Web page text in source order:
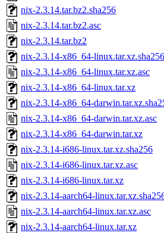
nix-2.3.14.tar.bz2.sha256
nix-2.3.14.tar.bz2.asc
nix-2.3.14.tar.bz2
nix-2.3.14-x86_64-linux.tar.xz.sha256
nix-2.3.14-x86_64-linux.tar.xz.asc
nix-2.3.14-x86_64-linux.tar.xz
nix-2.3.14-x86_64-
nix-2.3.14-x86_64-darwin.tar.xz.asc
nix-2.3.14-x86_64-darwin.tar.xz
nix-2.3.14-i686-linux.tar.xz.sha256
nix-2.3.14-i686-linux.tar.xz.asc
nix-2.3.14-i686-linux.tar.xz
nix-2.3.14-aarch64-
nix-2.3.14-aarch64-linux.tar.xz.asc
nix-2.3.14-aarch64-linux.tar.xz